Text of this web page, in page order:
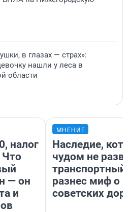
в глазах — страх»:
нашли у леса в
области
налог
Что
— он
и
МНЕНИЕ
Наследие,
чудом не
транспортный
разнес миф о
советских